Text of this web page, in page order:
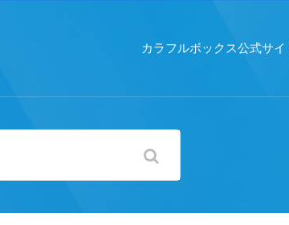
カラフルボックス公式サイ